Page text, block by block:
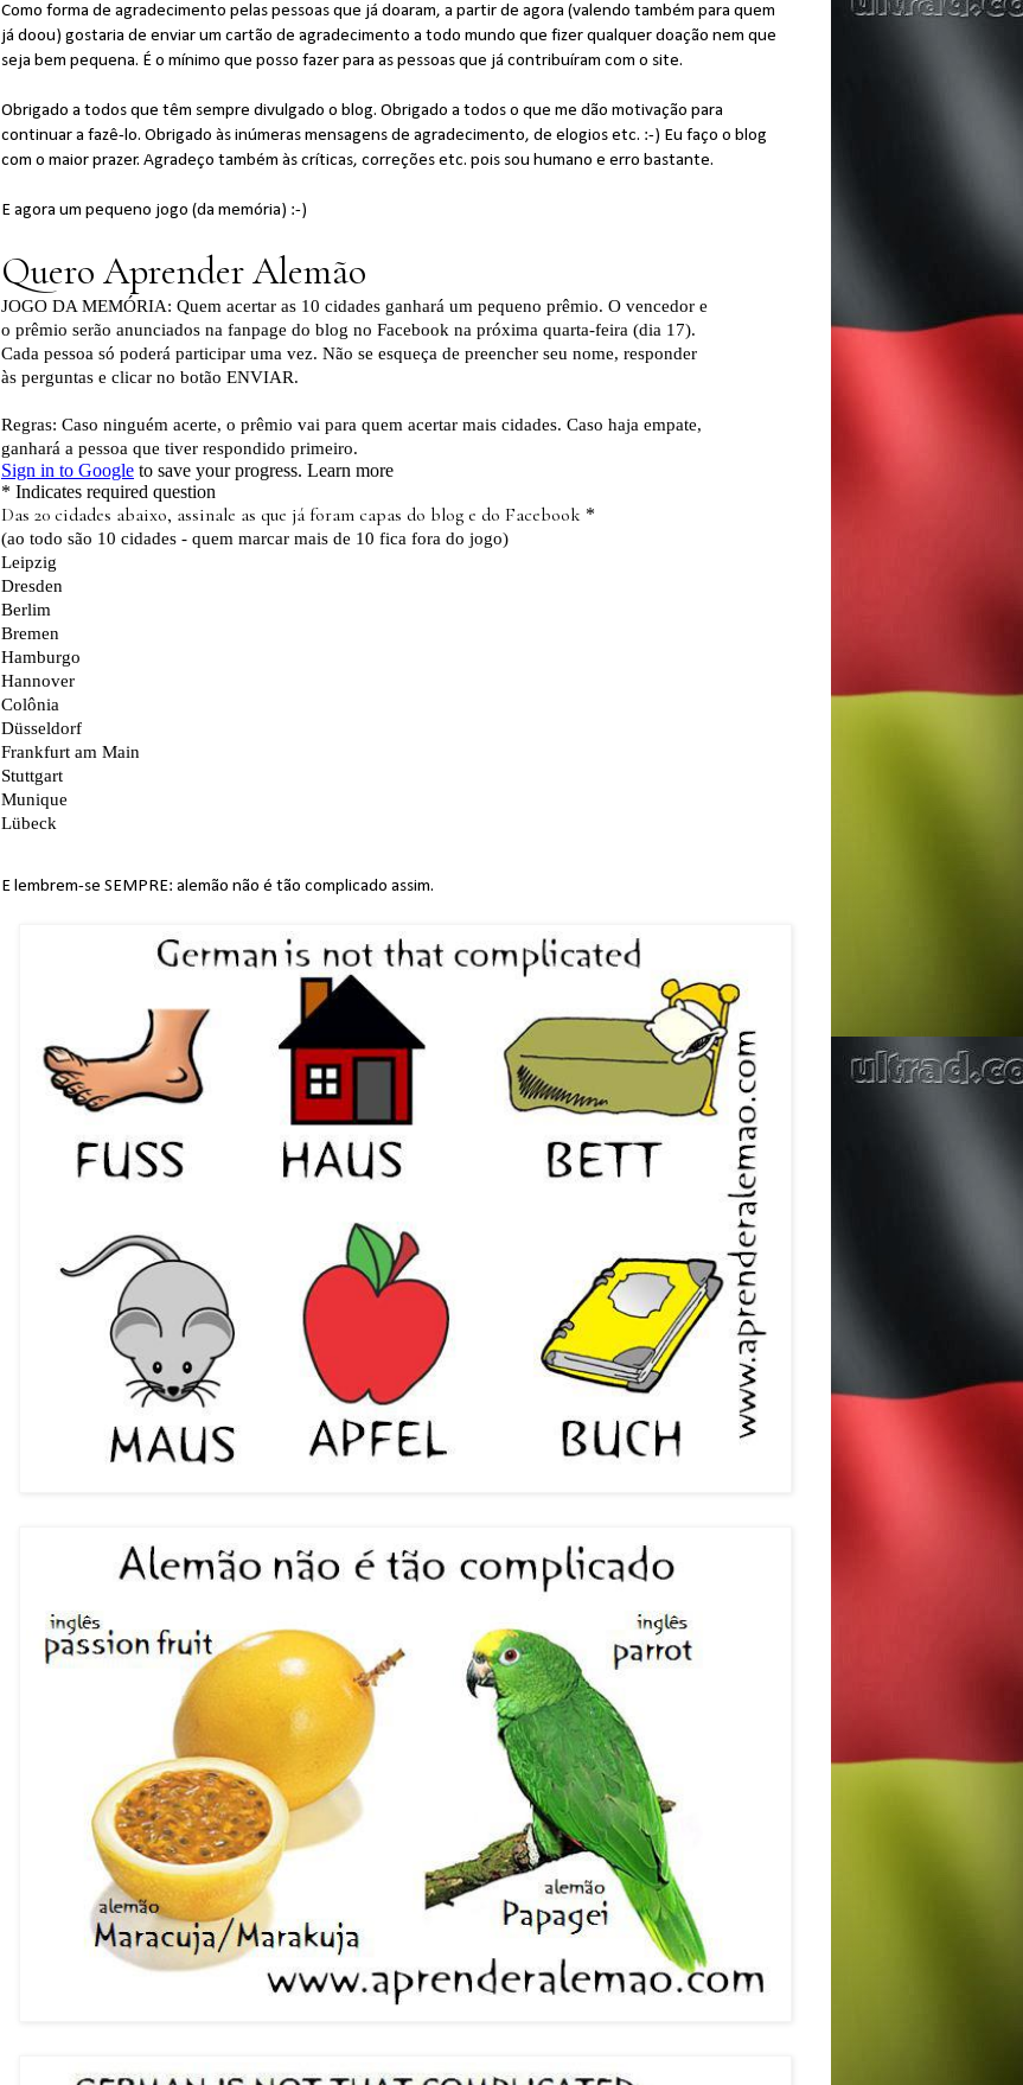
Como forma de agradecimento pelas pessoas que já doaram, a partir de agora (valendo também para quem
já doou) gostaria de enviar um cartão de agradecimento a todo mundo que fizer qualquer doação nem que
seja bem pequena. É o mínimo que posso fazer para as pessoas que já contribuíram com o site.
Obrigado a todos que têm sempre divulgado o blog. Obrigado a todos o que me dão motivação para
continuar a fazê-lo. Obrigado às inúmeras mensagens de agradecimento, de elogios etc. :-) Eu faço o blog
com o maior prazer. Agradeço também às críticas, correções etc. pois sou humano e erro bastante.
E agora um pequeno jogo (da memória) :-)
E lembrem-se SEMPRE: alemão não é tão complicado assim.